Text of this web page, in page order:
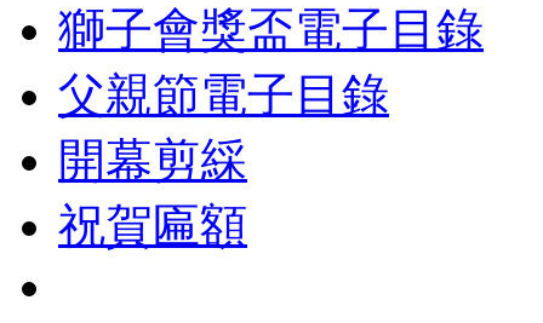
獅子會獎盃電子目錄
父親節電子目錄
開幕剪綵
祝賀匾額